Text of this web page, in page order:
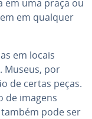
em uma praça ou
em qualquer
em locais
Museus, por
de certas peças.
de imagens
pode ser